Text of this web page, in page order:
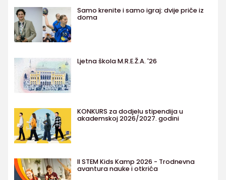
Samo krenite i samo igraj: dvije priče iz
doma
Ljetna škola M.R.E.Ž.A. '26
KONKURS za dodjelu stipendija u
akademskoj 2026/2027. godini
II STEM Kids Kamp 2026 - Trodnevna
avantura nauke i otkrića